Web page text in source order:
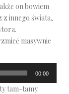
on bowiem
z innego świata,
masywnie
00:00
tam-tamy